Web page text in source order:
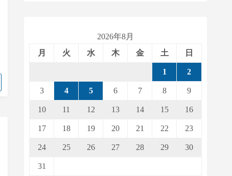
2026年8月
月
火 水 木 金 土 日
1 2
3 4 5 6 7 8 9
10 11 12 13 14 15 16
17 18 19 20 21 22 23
24 25 26 27 28 29 30
31